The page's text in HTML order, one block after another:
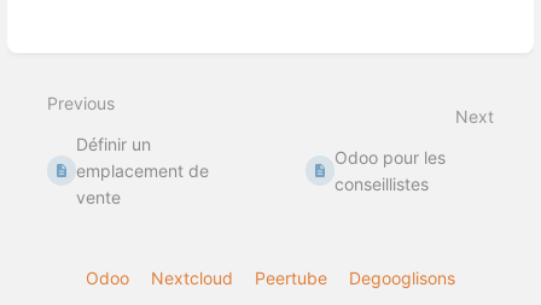
mode
Previous
Définir un
emplacement de
vente
Next
Odoo pour les
conseillistes
Odoo Nextcloud Peertube Degooglisons